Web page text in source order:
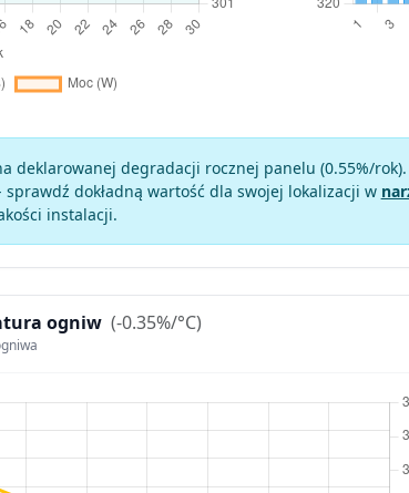
deklarowanej degradacji rocznej panelu (0.55%/
dokładną wartość dla swojej lokalizacji w
instalacji.
ogniw (-0.35%/°C)